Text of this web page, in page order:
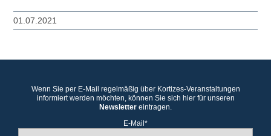
01.07.2021
Wenn Sie per E-Mail regelmäßig über Kortizes-Veranstaltungen
informiert werden möchten, können Sie sich hier für unseren
Newsletter eintragen.
E-Mail*